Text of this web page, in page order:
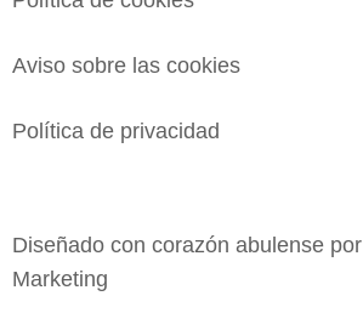
Aviso sobre las cookies
Política de privacidad
Diseñado con corazón abulense por
Marketing